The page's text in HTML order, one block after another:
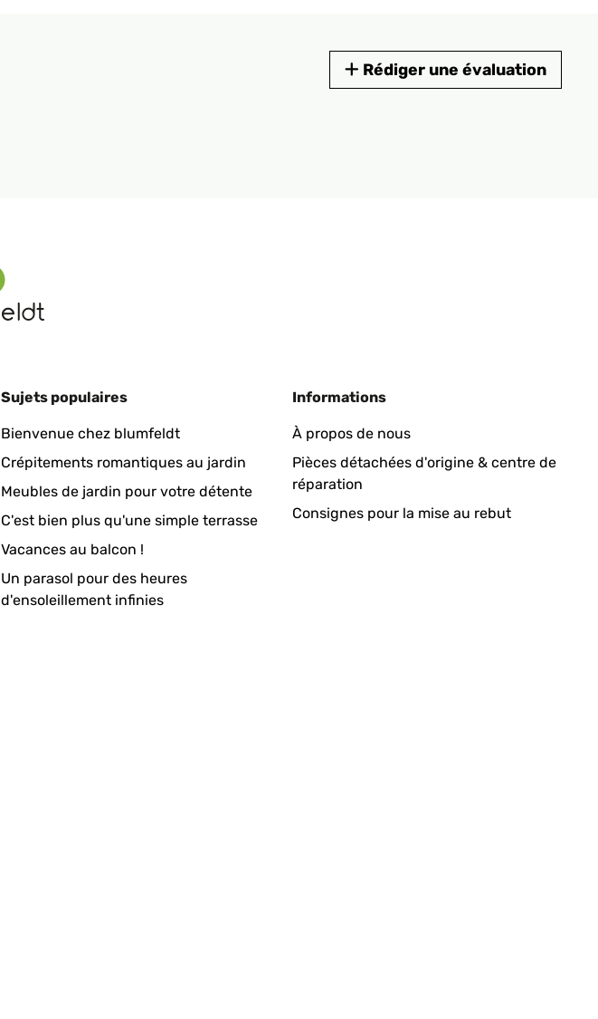
Rédiger une évaluation
Sujets populaires
Bienvenue chez blumfeldt
Crépitements romantiques au jardin
Meubles de jardin pour votre détente
C'est bien plus qu'une simple terrasse
Vacances au balcon !
Un parasol pour des heures
d'ensoleillement infinies
Informations
À propos de nous
Pièces détachées d'origine & centre de
réparation
Consignes pour la mise au rebut